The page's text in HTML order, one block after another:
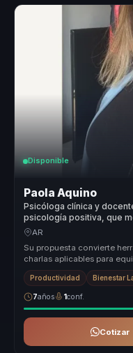
Disponible
Paola Aquino
Psicóloga clínica y
psicología positiva, que
equipos.
AR
Su propuesta convierte
charlas aplicables para
y cui...
Productividad Bienestar
7años 1conf.
Cotizar